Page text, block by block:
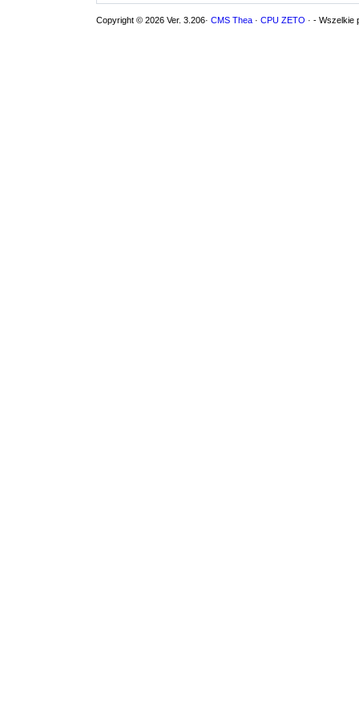
Copyright © 2026 Ver. 3.206· CMS Thea · CPU ZETO · - Wszelkie